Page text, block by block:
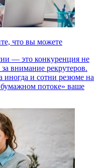
что вы можете
— это конкуренция не
внимание рекрутеров.
иногда и сотни резюме на
потоке» ваше